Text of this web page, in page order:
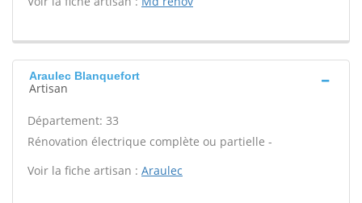
Araulec Blanquefort
Artisan
Département: 33
Rénovation électrique complète ou partielle -
Voir la fiche artisan : Araulec